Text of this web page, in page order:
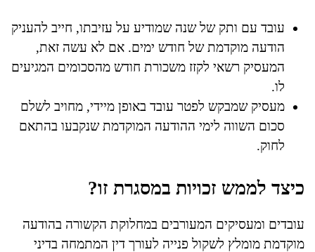
עובד עם ותק של שנה שמודיע על עזיבתו, חייב להעניק
הודעה מוקדמת של חודש ימים. אם לא עשה זאת,
המעסיק רשאי לקזז משכורת חודש מהסכומים המגיעים
לו.
מעסיק שמבקש לפטר עובד באופן מיידי, מחויב לשלם
סכום השווה לימי ההודעה המוקדמת שנקבעו בהתאם
לחוק.
כיצד לממש זכויות במסגרת זו?
עובדים ומעסיקים המעורבים במחלוקת הקשורה בהודעה
מוקדמת מומלץ לשקול פנייה לעורך דין המתמחה בדיני